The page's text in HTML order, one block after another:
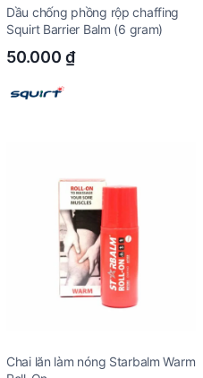
Dầu chống phồng rộp chaffing
Squirt Barrier Balm (6 gram)
50.000 ₫
Chai lăn làm nóng Starbalm Warm